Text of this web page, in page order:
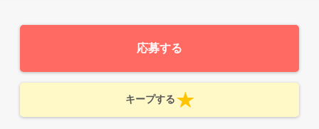
応募する
キープする